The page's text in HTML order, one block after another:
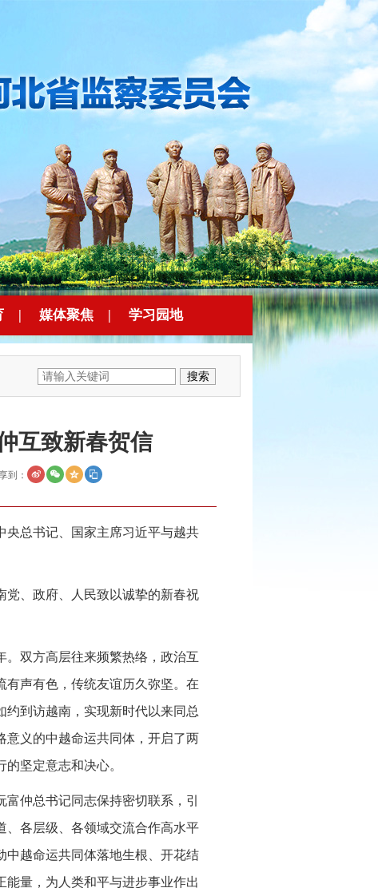
| 媒体聚焦 | 学习园地
互致新春贺信
到：
央总书记、国家主席习近平与越共
党、政府、人民致以诚挚的新春祝
。双方高层往来频繁热络，政治互
声有色，传统友谊历久弥坚。在
到访越南，实现新时代以来同总
意义的中越命运共同体，开启了两
坚定意志和决心。
仲总书记同志保持密切联系，引
、各层级、各领域交流合作高水平
中越命运共同体落地生根、开花结
量，为人类和平与进步事业作出